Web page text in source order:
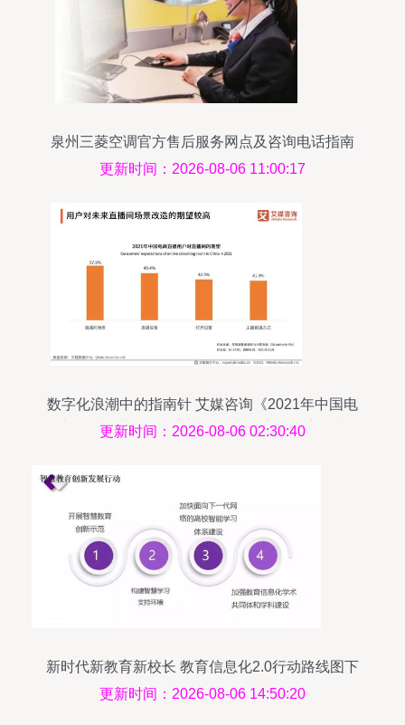
泉州三菱空调官方售后服务网点及咨询电话指南
更新时间：2026-08-06 11:00:17
数字化浪潮中的指南针 艾媒咨询《2021年中国电
商领域企业服务行业专题研究报告》深度解读
更新时间：2026-08-06 02:30:40
新时代新教育新校长 教育信息化2.0行动路线图下
的信息咨询服务
更新时间：2026-08-06 14:50:20